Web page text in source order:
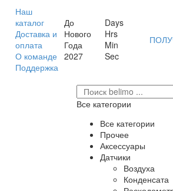
Наш
каталог
Доставка и
оплата
О команде
Поддержка
До
Нового
Года
2027
Days
Hrs
Min
Sec
Все категории
Все категории
Прочее
Аксессуары
Датчики
Воздуха
Конденсата